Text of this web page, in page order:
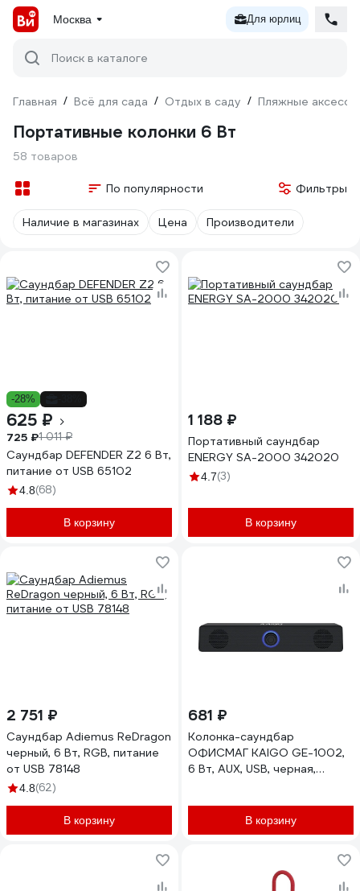
Москва Для юрлиц
Поиск в каталоге
Главная / Всё для сада / Отдых в саду / Пляжные
Портативные колонки 6 Вт
58 товаров
По популярности Фильтры
Наличие в магазинах Цена Производители
-28%
625 ₽
725 ₽1 011 ₽
Саундбар DEFENDER Z2 6 Вт,
питание от USB 65102
4.8(68)
В корзину
1 188 ₽
Портативный саундбар
ENERGY SA-2000 342020
4.7(3)
В корзину
2 751 ₽
Саундбар Adiemus ReDragon
черный, 6 Вт, RGB, питание
от USB 78148
4.8(62)
В корзину
681 ₽
Колонка-саундбар
ОФИСМАГ KAIGO GE-1002,
6 Вт, AUX, USB, черная,
В корзину